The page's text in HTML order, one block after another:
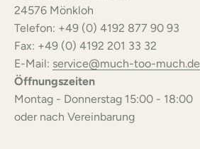
24576 Mönkloh
Telefon: +49 (0) 4192 877 90 93
Fax: +49 (0) 4192 201 33 32
E-Mail: service@much-too-much.de
Öffnungszeiten
Montag - Donnerstag 15:00 - 18:00
oder nach Vereinbarung